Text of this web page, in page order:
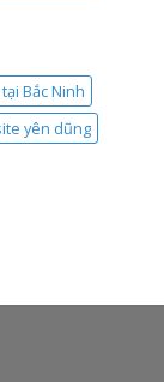
Bắc Ninh
yên dũng